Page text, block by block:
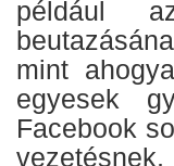
például
mint
egyesek
Facebook